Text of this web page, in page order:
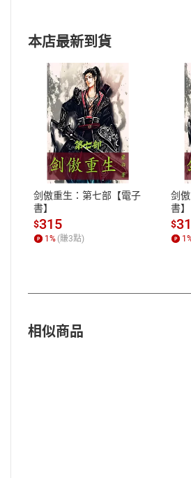
付款方式
ATM轉帳、信用卡、LINE
本店最新到貨
剑傲重生：第七部【電子
書】
$315
1 % (賺3點)
剑
書】
$
1
相似商品